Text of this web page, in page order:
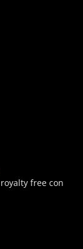
free con